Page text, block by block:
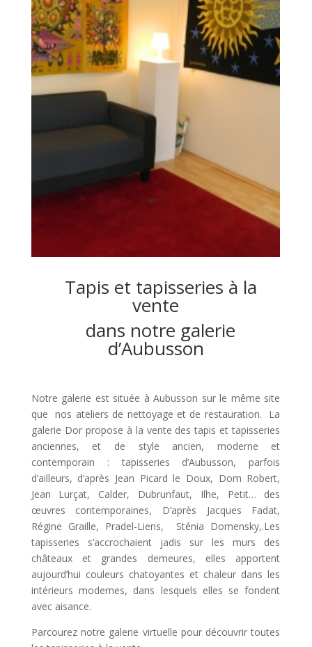
Tapis et tapisseries à la
vente
dans notre galerie
d’Aubusson
Notre galerie est située à Aubusson sur le même site
que nos ateliers de nettoyage et de restauration. La
galerie Dor propose à la vente des tapis et tapisseries
anciennes, et de style ancien, moderne et
contemporain : tapisseries d’Aubusson, parfois
d’ailleurs, d’après Jean Picard le Doux, Dom Robert,
Jean Lurçat, Calder, Dubrunfaut, Ilhe, Petit… des
œuvres contemporaines, D’après Jacques Fadat,
Régine Graille, Pradel-Liens, Sténia Domensky,.Les
tapisseries s’accrochaient jadis sur les murs des
châteaux et grandes demeures, elles apportent
aujourd’hui couleurs chatoyantes et chaleur dans les
intérieurs modernes, dans lesquels elles se fondent
avec aisance.
Parcourez notre galerie virtuelle pour découvrir toutes